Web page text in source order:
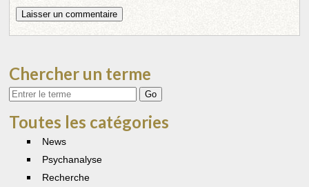
Chercher un terme
Votre
recherche
Toutes les catégories
News
Psychanalyse
Recherche